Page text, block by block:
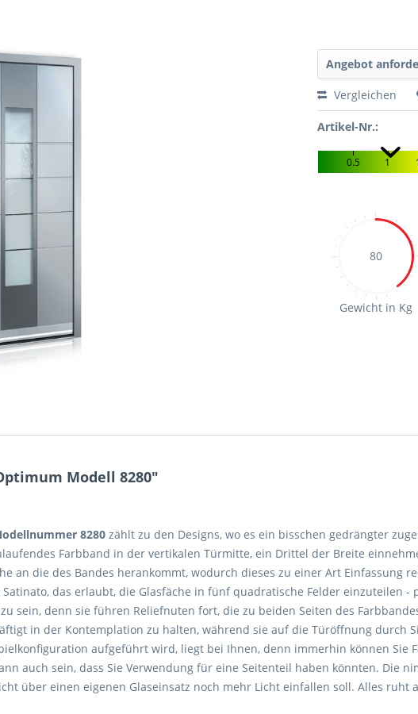
Angebot
Vergleichen
Artikel-Nr.:
0.5 1
80
Gewicht in Kg
Modell 8280"
8280 zählt zu den Designs, wo es ein bisschen gedrängter
Farbband in der vertikalen Türmitte, ein Drittel der Breite
an die des Bandes herankommt, wodurch dieses zu einer Art Einfassung
das erlaubt, die Glasfäche in fünf quadratische Felder einzuteilen -
sein, denn sie führen Reliefnuten fort, die zu beiden Seiten des
in der Kontemplation zu halten, während sie auf die Türöffnung durch
aufgeführt wird, liegt bei Ihnen, denn immerhin können Sie
auch sein, dass Sie Verwendung für eine Seitenteil haben könnten. Die
über einen eigenen Glaseinsatz noch mehr Licht einfallen soll. Alles ruht